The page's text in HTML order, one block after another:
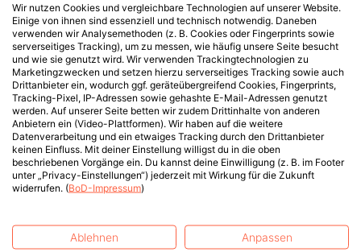
Wir nutzen Cookies und vergleichbare Technologien auf unserer Website.
Einige von ihnen sind essenziell und technisch notwendig. Daneben
verwenden wir Analysemethoden (z. B. Cookies oder Fingerprints sowie
serverseitiges Tracking), um zu messen, wie häufig unsere Seite besucht
und wie sie genutzt wird. Wir verwenden Trackingtechnologien zu
Marketingzwecken und setzen hierzu serverseitiges Tracking sowie auch
Drittanbieter ein, wodurch ggf. geräteübergreifend Cookies, Fingerprints,
Tracking-Pixel, IP-Adressen sowie gehashte E-Mail-Adressen genutzt
werden. Auf unserer Seite betten wir zudem Drittinhalte von anderen
Anbietern ein (Video-Plattformen). Wir haben auf die weitere
Datenverarbeitung und ein etwaiges Tracking durch den Drittanbieter
keinen Einfluss. Mit deiner Einstellung willigst du in die oben
beschriebenen Vorgänge ein. Du kannst deine Einwilligung (z. B. im Footer
unter „Privacy-Einstellungen“) jederzeit mit Wirkung für die Zukunft
widerrufen. (BoD-Impressum)
Ablehnen Anpassen